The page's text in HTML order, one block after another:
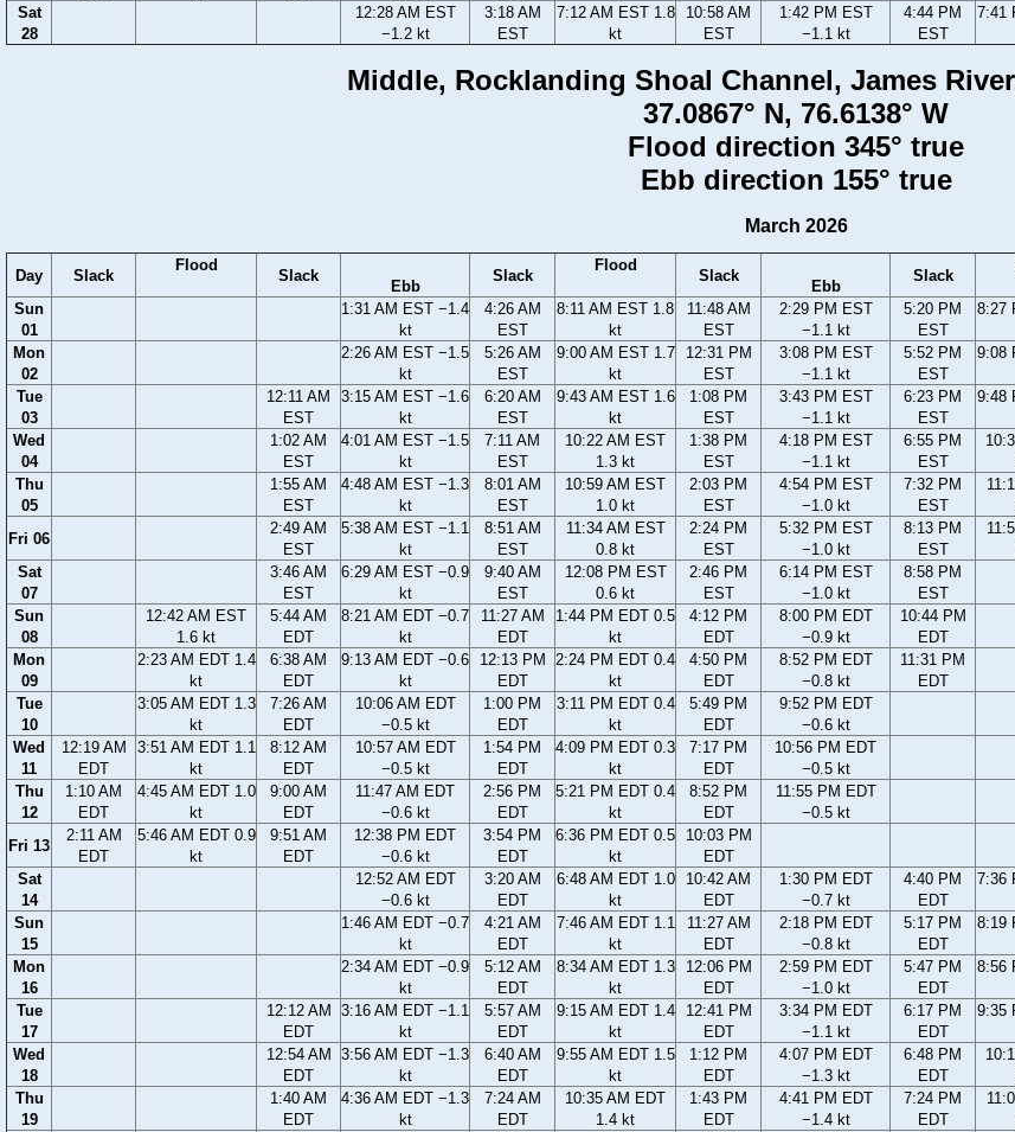
Sat
28
12:28 AM EST
−1.2 kt
3:18 AM
EST
7:12 AM EST 1.8
kt
10:58 AM
EST
1:42 PM EST
−1.1 kt
4:44 PM
EST
7:41
Middle, Rocklanding Shoal Channel, James
37.0867° N, 76.6138° W
Flood direction 345° true
Ebb direction 155° true
March 2026
Day Slack
Flood
Slack
Ebb
Slack
Flood
Slack
Ebb
Slack
Sun
01
1:31 AM EST −1.4
kt
4:26 AM
EST
8:11 AM EST 1.8
kt
11:48 AM
EST
2:29 PM EST
−1.1 kt
5:20 PM
EST
8:27
Mon
02
2:26 AM EST −1.5
kt
5:26 AM
EST
9:00 AM EST 1.7
kt
12:31 PM
EST
3:08 PM EST
−1.1 kt
5:52 PM
EST
9:08
Tue
03
12:11 AM
EST
3:15 AM EST −1.6
kt
6:20 AM
EST
9:43 AM EST 1.6
kt
1:08 PM
EST
3:43 PM EST
−1.1 kt
6:23 PM
EST
9:48
Wed
04
1:02 AM
EST
4:01 AM EST −1.5
kt
7:11 AM
EST
10:22 AM EST
1.3 kt
1:38 PM
EST
4:18 PM EST
−1.1 kt
6:55 PM
EST
Thu
05
1:55 AM
EST
4:48 AM EST −1.3
kt
8:01 AM
EST
10:59 AM EST
1.0 kt
2:03 PM
EST
4:54 PM EST
−1.0 kt
7:32 PM
EST
Fri 06
2:49 AM
EST
5:38 AM EST −1.1
kt
8:51 AM
EST
11:34 AM EST
0.8 kt
2:24 PM
EST
5:32 PM EST
−1.0 kt
8:13 PM
EST
Sat
07
3:46 AM
EST
6:29 AM EST −0.9
kt
9:40 AM
EST
12:08 PM EST
0.6 kt
2:46 PM
EST
6:14 PM EST
−1.0 kt
8:58 PM
EST
Sun
08
12:42 AM EST
1.6 kt
5:44 AM
EDT
8:21 AM EDT −0.7
kt
11:27 AM
EDT
1:44 PM EDT 0.5
kt
4:12 PM
EDT
8:00 PM EDT
−0.9 kt
10:44 PM
EDT
Mon
09
2:23 AM EDT 1.4
kt
6:38 AM
EDT
9:13 AM EDT −0.6
kt
12:13 PM
EDT
2:24 PM EDT 0.4
kt
4:50 PM
EDT
8:52 PM EDT
−0.8 kt
11:31 PM
EDT
Tue
10
3:05 AM EDT 1.3
kt
7:26 AM
EDT
10:06 AM EDT
−0.5 kt
1:00 PM
EDT
3:11 PM EDT 0.4
kt
5:49 PM
EDT
9:52 PM EDT
−0.6 kt
Wed
11
12:19 AM
EDT
3:51 AM EDT 1.1
kt
8:12 AM
EDT
10:57 AM EDT
−0.5 kt
1:54 PM
EDT
4:09 PM EDT 0.3
kt
7:17 PM
EDT
10:56 PM EDT
−0.5 kt
Thu
12
1:10 AM
EDT
4:45 AM EDT 1.0
kt
9:00 AM
EDT
11:47 AM EDT
−0.6 kt
2:56 PM
EDT
5:21 PM EDT 0.4
kt
8:52 PM
EDT
11:55 PM EDT
−0.5 kt
Fri 13
2:11 AM
EDT
5:46 AM EDT 0.9
kt
9:51 AM
EDT
12:38 PM EDT
−0.6 kt
3:54 PM
EDT
6:36 PM EDT 0.5
kt
10:03 PM
EDT
Sat
14
12:52 AM EDT
−0.6 kt
3:20 AM
EDT
6:48 AM EDT 1.0
kt
10:42 AM
EDT
1:30 PM EDT
−0.7 kt
4:40 PM
EDT
7:36
Sun
15
1:46 AM EDT −0.7
kt
4:21 AM
EDT
7:46 AM EDT 1.1
kt
11:27 AM
EDT
2:18 PM EDT
−0.8 kt
5:17 PM
EDT
8:19
Mon
16
2:34 AM EDT −0.9
kt
5:12 AM
EDT
8:34 AM EDT 1.3
kt
12:06 PM
EDT
2:59 PM EDT
−1.0 kt
5:47 PM
EDT
8:56
Tue
17
12:12 AM
EDT
3:16 AM EDT −1.1
kt
5:57 AM
EDT
9:15 AM EDT 1.4
kt
12:41 PM
EDT
3:34 PM EDT
−1.1 kt
6:17 PM
EDT
9:35
Wed
18
12:54 AM
EDT
3:56 AM EDT −1.3
kt
6:40 AM
EDT
9:55 AM EDT 1.5
kt
1:12 PM
EDT
4:07 PM EDT
−1.3 kt
6:48 PM
EDT
Thu
19
1:40 AM
EDT
4:36 AM EDT −1.3
kt
7:24 AM
EDT
10:35 AM EDT
1.4 kt
1:43 PM
EDT
4:41 PM EDT
−1.4 kt
7:24 PM
EDT